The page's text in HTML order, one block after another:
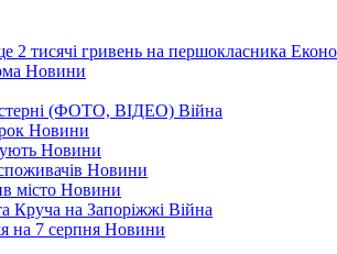
2 тисячі гривень на першокласника
Новини
(ФОТО, ВІДЕО) Війна
Новини
Новини
Новини
місто Новини
Круча на Запоріжжі Війна
на 7 серпня Новини